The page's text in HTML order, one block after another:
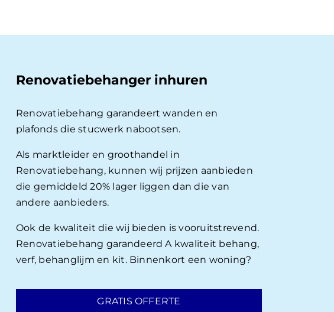
Renovatiebehanger inhuren
Renovatiebehang garandeert wanden en
plafonds die stucwerk nabootsen.
Als marktleider en groothandel in
Renovatiebehang, kunnen wij prijzen aanbieden
die gemiddeld 20% lager liggen dan die van
andere aanbieders.
Ook de kwaliteit die wij bieden is vooruitstrevend.
Renovatiebehang garandeerd A kwaliteit behang,
verf, behanglijm en kit. Binnenkort een woning?
GRATIS OFFERTE